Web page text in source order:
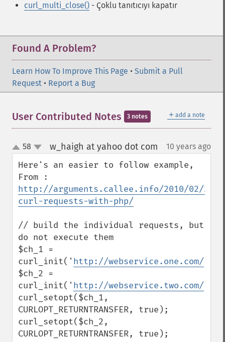
curl_multi_close() - Çoklu tanıtıcıyı kapatır
Found A Problem?
Learn How To Improve This Page • Submit a Pull
Request • Report a Bug
＋ add a note
User Contributed Notes 3 notes
up
down
58 w_haigh at yahoo dot com 10 years ago
Here's an easier to follow example,
http://arguments.callee.info/2010/02/21/
curl-requests-with-php/
// build the individual requests, but
do not execute them
$ch_1 =
curl_init(' http://webservice.one.com/
$ch_2 =
curl_init(' http://webservice.two.com/
curl_setopt($ch_1,
CURLOPT_RETURNTRANSFER, true);
curl_setopt($ch_2,
CURLOPT_RETURNTRANSFER, true);